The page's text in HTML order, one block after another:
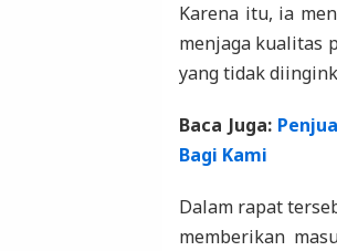
Karena itu, ia
menjaga kualitas
yang tidak
Baca Juga:
Bagi Kami
Dalam rapat
memberikan